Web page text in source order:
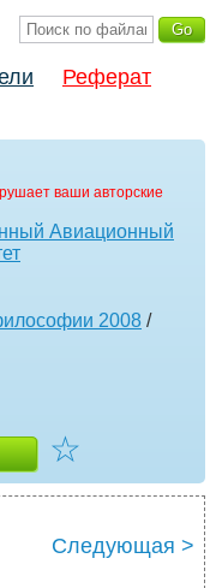
Реферат
ваши авторские
Авиационный
2008 /
☆
Следующая >